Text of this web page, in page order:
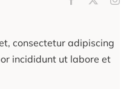
consectetur adipiscing
incididunt ut labore et